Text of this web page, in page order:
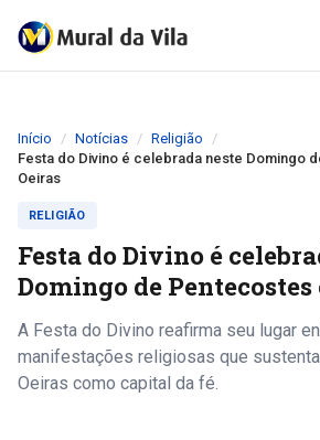
Início Notícias
Religião
Festa do Divino é celebrada neste Domingo
Oeiras
RELIGIÃO
Festa do Divino é
Domingo de Pentecostes
A Festa do Divino reafirma seu lugar
manifestações religiosas que
Oeiras como capital da fé.